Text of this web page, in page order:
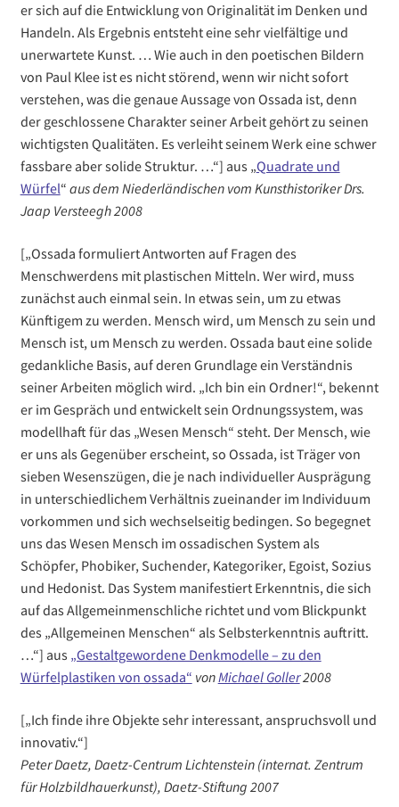
er sich auf die Entwicklung von Originalität im Denken und
Handeln. Als Ergebnis entsteht eine sehr vielfältige und
unerwartete Kunst. … Wie auch in den poetischen Bildern
von Paul Klee ist es nicht störend, wenn wir nicht sofort
verstehen, was die genaue Aussage von Ossada ist, denn
der geschlossene Charakter seiner Arbeit gehört zu seinen
wichtigsten Qualitäten. Es verleiht seinem Werk eine schwer
fassbare aber solide Struktur. …“] aus „Quadrate und
Würfel“ aus dem Niederländischen vom Kunsthistoriker Drs.
Jaap Versteegh 2008
[„Ossada formuliert Antworten auf Fragen des
Menschwerdens mit plastischen Mitteln. Wer wird, muss
zunächst auch einmal sein. In etwas sein, um zu etwas
Künftigem zu werden. Mensch wird, um Mensch zu sein und
Mensch ist, um Mensch zu werden. Ossada baut eine solide
gedankliche Basis, auf deren Grundlage ein Verständnis
seiner Arbeiten möglich wird. „Ich bin ein Ordner!“, bekennt
er im Gespräch und entwickelt sein Ordnungssystem, was
modellhaft für das „Wesen Mensch“ steht. Der Mensch, wie
er uns als Gegenüber erscheint, so Ossada, ist Träger von
sieben Wesenszügen, die je nach individueller Ausprägung
in unterschiedlichem Verhältnis zueinander im Individuum
vorkommen und sich wechselseitig bedingen. So begegnet
uns das Wesen Mensch im ossadischen System als
Schöpfer, Phobiker, Suchender, Kategoriker, Egoist, Sozius
und Hedonist. Das System manifestiert Erkenntnis, die sich
auf das Allgemeinmenschliche richtet und vom Blickpunkt
des „Allgemeinen Menschen“ als Selbsterkenntnis auftritt.
…“] aus „Gestaltgewordene Denkmodelle – zu den
Würfelplastiken von ossada“ vonMichael Goller2008
[„Ich finde ihre Objekte sehr interessant, anspruchsvoll und
innovativ.“]
Peter Daetz, Daetz-Centrum Lichtenstein (internat. Zentrum
für Holzbildhauerkunst), Daetz-Stiftung 2007